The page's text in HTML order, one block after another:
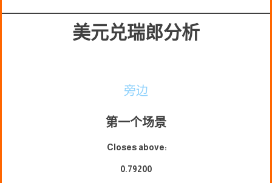
美元兑瑞郎分析
旁边
第一个场景
Closes above:
0.79200